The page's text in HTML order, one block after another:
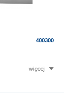
400300
więcej